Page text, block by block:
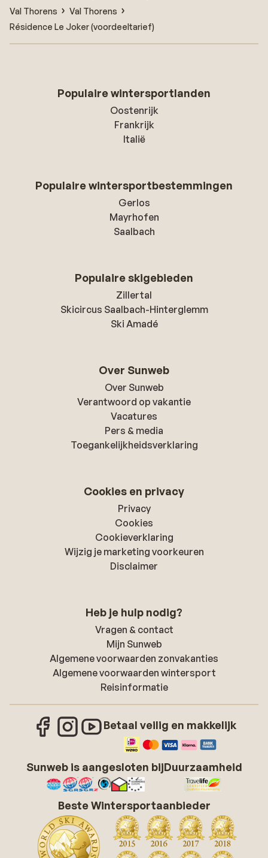
Val Thorens
Val Thorens
Résidence Le Joker (voordeeltarief)
Populaire wintersportlanden
Oostenrijk
Frankrijk
Italië
Populaire wintersportbestemmingen
Gerlos
Mayrhofen
Saalbach
Populaire skigebieden
Zillertal
Skicircus Saalbach-Hinterglemm
Ski Amadé
Over Sunweb
Over Sunweb
Verantwoord op vakantie
Vacatures
Pers & media
Toegankelijkheidsverklaring
Cookies en privacy
Privacy
Cookies
Cookieverklaring
Wijzig je marketing voorkeuren
Disclaimer
Heb je hulp nodig?
Vragen & contact
Mijn Sunweb
Algemene voorwaarden zonvakanties
Algemene voorwaarden wintersport
Reisinformatie
Betaal veilig en makkelijk
Sunweb is aangesloten bijDuurzaamheid
Beste Wintersportaanbieder